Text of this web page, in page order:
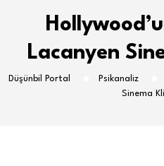
Lacanyen
Düşünbil Portal Psikanaliz
Sinema